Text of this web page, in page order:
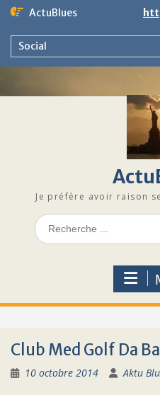
Skip
content
ActuBlues
Social
Je préfère avoir raison
Search
for:
Club Med Golf Da
10 octobre 2014 Aktu